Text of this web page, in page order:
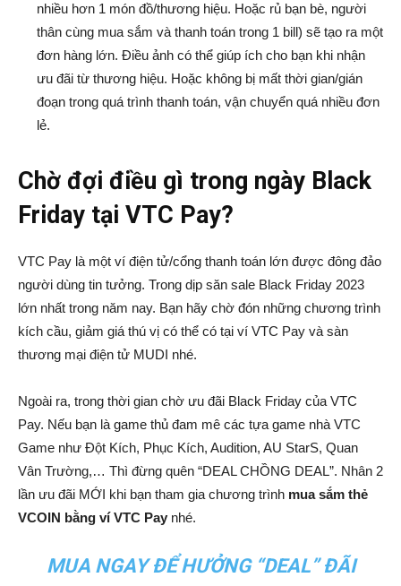
nhiều hơn 1 món đồ/thương hiệu. Hoặc rủ bạn bè, người
thân cùng mua sắm và thanh toán trong 1 bill) sẽ tạo ra một
đơn hàng lớn. Điều ảnh có thể giúp ích cho bạn khi nhận
ưu đãi từ thương hiệu. Hoặc không bị mất thời gian/gián
đoạn trong quá trình thanh toán, vận chuyển quá nhiều đơn
lẻ.
Chờ đợi điều gì trong ngày Black
Friday tại VTC Pay?
VTC Pay là một ví điện tử/cổng thanh toán lớn được đông đảo
người dùng tin tưởng. Trong dịp săn sale Black Friday 2023
lớn nhất trong năm nay. Bạn hãy chờ đón những chương trình
kích cầu, giảm giá thú vị có thể có tại ví VTC Pay và sàn
thương mại điện tử MUDI nhé.
Ngoài ra, trong thời gian chờ ưu đãi Black Friday của VTC
Pay. Nếu bạn là game thủ đam mê các tựa game nhà VTC
Game như Đột Kích, Phục Kích, Audition, AU StarS, Quan
Vân Trường,… Thì đừng quên “DEAL CHỒNG DEAL”. Nhân 2
lần ưu đãi MỚI khi bạn tham gia chương trình mua sắm thẻ
VCOIN bằng ví VTC Pay nhé.
MUA NGAY ĐỂ HƯỞNG “DEAL” ĐÃI